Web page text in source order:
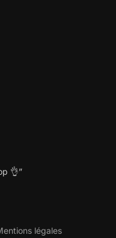
👌”
légales